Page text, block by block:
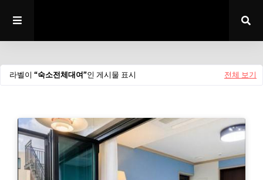
라벨이 숙소전체대여 인 게시물 표시 전체 보기